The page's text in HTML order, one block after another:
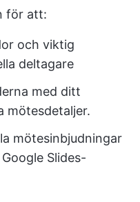
för att:
och viktig
deltagare
med ditt
mötesdetaljer.
mötesinbjudningar
Slides-